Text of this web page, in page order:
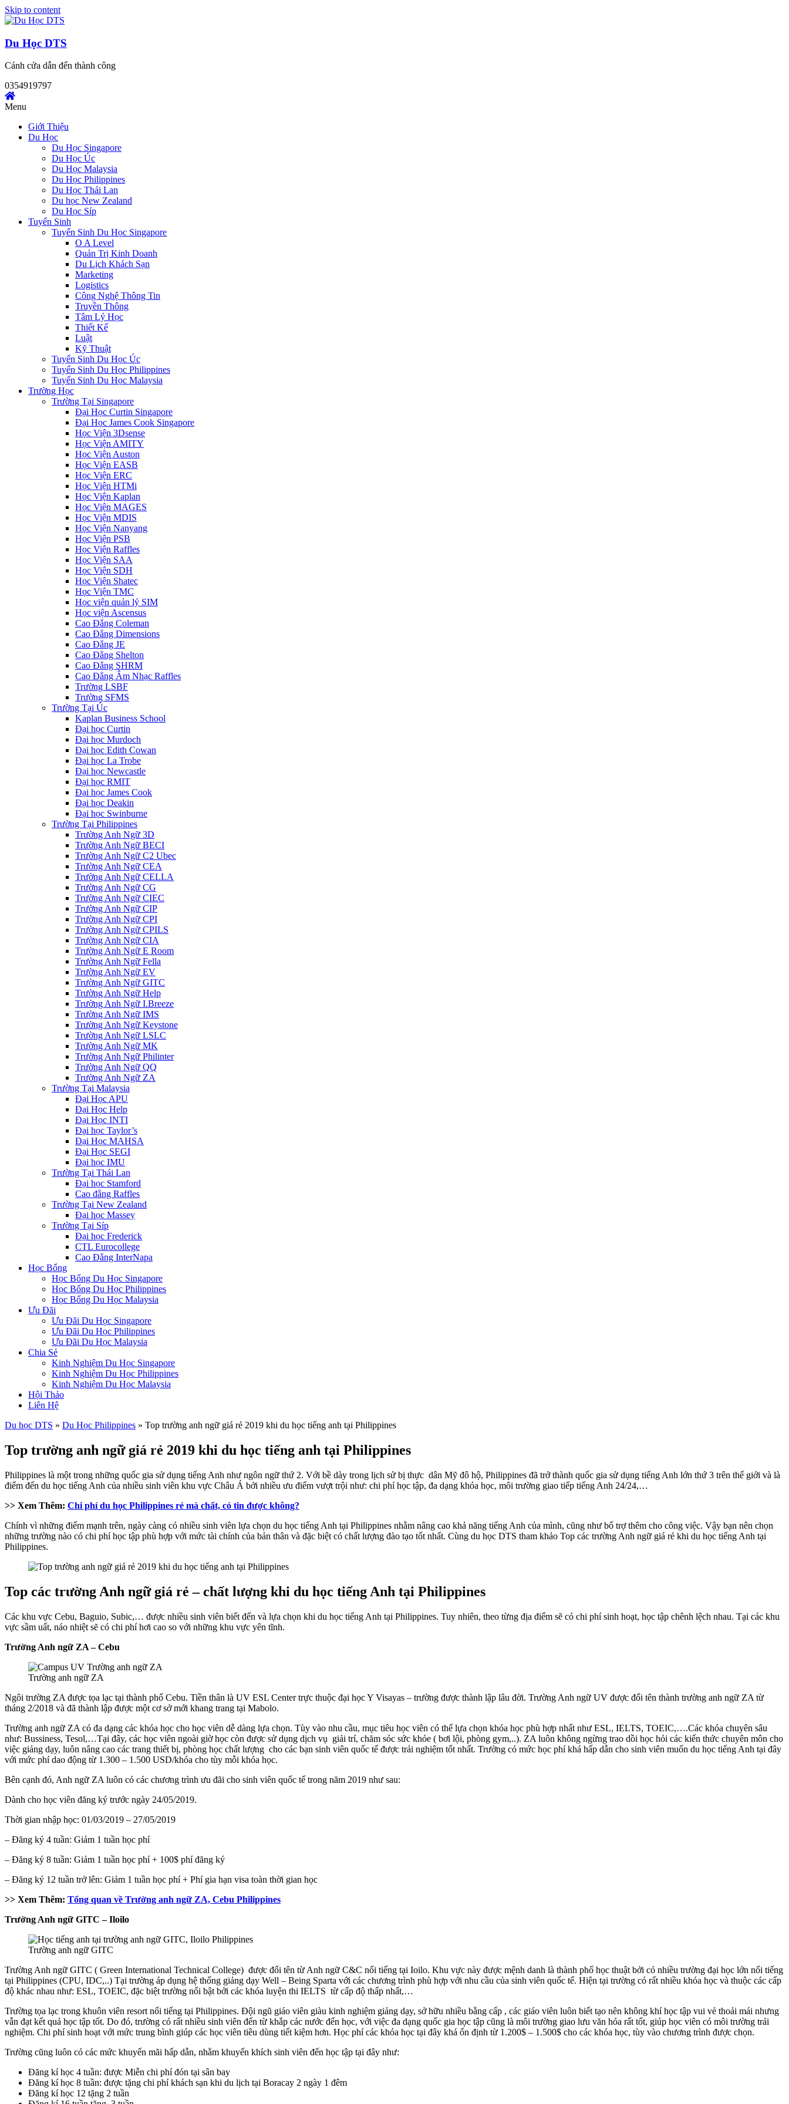
Skip to content
Du Học DTS
Cánh cửa dẫn đến thành công
0354919797
Menu
Giới Thiệu
Du Học
Du Học Singapore
Du Học Úc
Du Học Malaysia
Du Học Philippines
Du Học Thái Lan
Du học New Zealand
Du Học Síp
Tuyển Sinh
Tuyển Sinh Du Học Singapore
O A Level
Quản Trị Kinh Doanh
Du Lịch Khách Sạn
Marketing
Logistics
Công Nghệ Thông Tin
Truyền Thông
Tâm Lý Học
Thiết Kế
Luật
Kỹ Thuật
Tuyển Sinh Du Học Úc
Tuyển Sinh Du Học Philippines
Tuyển Sinh Du Học Malaysia
Trường Học
Trường Tại Singapore
Đại Học Curtin Singapore
Đại Học James Cook Singapore
Học Viện 3Dsense
Học Viện AMITY
Học Viện Auston
Học Viện EASB
Học Viện ERC
Học Viện HTMi
Học Viện Kaplan
Học Viện MAGES
Học Viện MDIS
Học Viện Nanyang
Học Viện PSB
Học Viện Raffles
Học Viện SAA
Học Viện SDH
Học Viện Shatec
Học Viện TMC
Học viện quản lý SIM
Học viện Ascensus
Cao Đẳng Coleman
Cao Đẳng Dimensions
Cao Đẳng JE
Cao Đẳng Shelton
Cao Đẳng SHRM
Cao Đẳng Âm Nhạc Raffles
Trường LSBF
Trường SFMS
Trường Tại Úc
Kaplan Business School
Đại học Curtin
Đại học Murdoch
Đại học Edith Cowan
Đại học La Trobe
Đại học Newcastle
Đại học RMIT
Đại học James Cook
Đại học Deakin
Đại học Swinburne
Trường Tại Philippines
Trường Anh Ngữ 3D
Trường Anh Ngữ BECI
Trường Anh Ngữ C2 Ubec
Trường Anh Ngữ CEA
Trường Anh Ngữ CELLA
Trường Anh Ngữ CG
Trường Anh Ngữ CIEC
Trường Anh Ngữ CIP
Trường Anh Ngữ CPI
Trường Anh Ngữ CPILS
Trường Anh Ngữ CIA
Trường Anh Ngữ E Room
Trường Anh Ngữ Fella
Trường Anh Ngữ EV
Trường Anh Ngữ GITC
Trường Anh Ngữ Help
Trường Anh Ngữ I.Breeze
Trường Anh Ngữ IMS
Trường Anh Ngữ Keystone
Trường Anh Ngữ LSLC
Trường Anh Ngữ MK
Trường Anh Ngữ Philinter
Trường Anh Ngữ QQ
Trường Anh Ngữ ZA
Trường Tại Malaysia
Đại Học APU
Đại Học Help
Đại Học INTI
Đại học Taylor’s
Đại Học MAHSA
Đại Học SEGI
Đại học IMU
Trường Tại Thái Lan
Đại học Stamford
Cao đẳng Raffles
Trường Tại New Zealand
Đại học Massey
Trường Tại Síp
Đại học Frederick
CTL Eurocollege
Cao Đẳng InterNapa
Học Bổng
Học Bổng Du Học Singapore
Học Bổng Du Học Philippines
Học Bổng Du Học Malaysia
Ưu Đãi
Ưu Đãi Du Học Singapore
Ưu Đãi Du Học Philippines
Ưu Đãi Du Học Malaysia
Chia Sẻ
Kinh Nghiệm Du Học Singapore
Kinh Nghiệm Du Học Philippines
Kinh Nghiệm Du Học Malaysia
Hội Thảo
Liên Hệ
Du học DTS » Du Học Philippines » Top trường anh ngữ giá rẻ 2019 khi du học tiếng anh tại Philippines
Top trường anh ngữ giá rẻ 2019 khi du học tiếng anh tại Philippines
Philippines là một trong những quốc gia sử dụng tiếng Anh như ngôn ngữ thứ 2. Với bề dày trong lịch sử bị thực dân Mỹ đô hộ, Philippines đã trở thành quốc gia sử dụng tiếng Anh lớn thứ 3 trên thế giới và là
điểm đến du học tiếng Anh của nhiều sinh viên khu vực Châu Á bởi nhiều ưu điểm vượt trội như: chi phí học tập, đa dạng khóa học, môi trường giao tiếp tiếng Anh 24/24,…
>> Xem Thêm: Chi phí du học Philippines rẻ mà chất, có tin được không?
Chính vì những điểm mạnh trên, ngày càng có nhiều sinh viên lựa chọn du học tiếng Anh tại Philippines nhằm nâng cao khả năng tiếng Anh của mình, cũng như bổ trợ thêm cho công việc. Vậy bạn nên chọn
những trường nào có chi phí học tập phù hợp với mức tài chính của bản thân và đặc biệt có chất lượng đào tạo tốt nhất. Cùng du học DTS tham khảo Top các trường Anh ngữ giá rẻ khi du học tiếng Anh tại
Philippines.
Top các trường Anh ngữ giá rẻ – chất lượng khi du học tiếng Anh tại Philippines
Các khu vực Cebu, Baguio, Subic,… được nhiều sinh viên biết đến và lựa chọn khi du học tiếng Anh tại Philippines. Tuy nhiên, theo từng địa điểm sẽ có chi phí sinh hoạt, học tập chênh lệch nhau. Tại các khu
vực sầm uất, náo nhiệt sẽ có chi phí hơi cao so với những khu vực yên tĩnh.
Trường Anh ngữ ZA – Cebu
Trường anh ngữ ZA
Ngôi trường ZA được tọa lạc tại thành phố Cebu. Tiền thân là UV ESL Center trực thuộc đại học Y Visayas – trường được thành lập lâu đời. Trường Anh ngữ UV được đổi tên thành trường anh ngữ ZA từ
tháng 2/2018 và đã thành lập được một cơ sở mới khang trang tại Mabolo.
Trường anh ngữ ZA có đa dạng các khóa học cho học viên dễ dàng lựa chọn. Tùy vào nhu cầu, mục tiêu học viên có thể lựa chọn khóa học phù hợp nhất như ESL, IELTS, TOEIC,….Các khóa chuyên sâu
như: Bussiness, Tesol,…Tại đây, các học viên ngoài giờ học còn được sử dụng dịch vụ giải trí, chăm sóc sức khỏe ( bơi lội, phòng gym,..). ZA luôn không ngừng trao dồi học hỏi các kiến thức chuyên môn cho
việc giảng dạy, luôn nâng cao các trang thiết bị, phòng học chất lượng cho các bạn sinh viên quốc tế được trải nghiệm tốt nhất. Trường có mức học phí khá hấp dẫn cho sinh viên muốn du học tiếng Anh tại đây
với mức phí dao động từ 1.300 – 1.500 USD/khóa cho tùy mỗi khóa học.
Bên cạnh đó, Anh ngữ ZA luôn có các chương trình ưu đãi cho sinh viên quốc tế trong năm 2019 như sau:
Dành cho học viên đăng ký trước ngày 24/05/2019.
Thời gian nhập học: 01/03/2019 – 27/05/2019
– Đăng ký 4 tuần: Giảm 1 tuần học phí
– Đăng ký 8 tuần: Giảm 1 tuần học phí + 100$ phí đăng ký
– Đăng ký 12 tuần trở lên: Giảm 1 tuần học phí + Phí gia hạn visa toàn thời gian học
>> Xem Thêm: Tổng quan về Trường anh ngữ ZA, Cebu Philippines
Trường Anh ngữ GITC – Iloilo
Trường anh ngữ GITC
Trường Anh ngữ GITC ( Green International Technical College) được đổi tên từ Anh ngữ C&C nổi tiếng tại Ioilo. Khu vực này được mệnh danh là thành phố học thuật bởi có nhiều trường đại học lớn nổi tiếng
tại Philippines (CPU, IDC,..) Tại trường áp dụng hệ thống giảng dạy Well – Being Sparta với các chương trình phù hợp với nhu cầu của sinh viên quốc tế. Hiện tại trường có rất nhiều khóa học và thuộc các cấp
độ khác nhau như: ESL, TOEIC, đặc biệt trường nổi bật bởi các khóa luyện thi IELTS từ cấp độ thấp nhất,…
Trường tọa lạc trong khuôn viên resort nổi tiếng tại Philippines. Đội ngũ giáo viên giàu kinh nghiệm giảng dạy, sở hữu nhiều bằng cấp , các giáo viên luôn biết tạo nên không khí học tập vui vẻ thoải mái nhưng
vẫn đạt kết quả học tập tốt. Do đó, trường có rất nhiều sinh viên đến từ khắp các nước đến học, với việc đa dạng quốc gia học tập cũng là môi trường giao lưu văn hóa rất tốt, giúp học viên có môi trường trải
nghiệm. Chi phí sinh hoạt với mức trung bình giúp các học viên tiêu dùng tiết kiệm hơn. Học phí các khóa học tại đây khá ổn định từ 1.200$ – 1.500$ cho các khóa học, tùy vào chương trình được chọn.
Trường cũng luôn có các mức khuyến mãi hấp dẫn, nhằm khuyến khích sinh viên đến học tập tại đây như:
Đăng kí học 4 tuần: được Miễn chi phí đón tại sân bay
Đăng kí học 8 tuần: được tặng chi phí khách sạn khi du lịch tại Boracay 2 ngày 1 đêm
Đăng kí học 12 tặng 2 tuần